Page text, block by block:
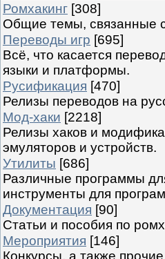
Ромхакинг [308]
Общие темы, связанные
Переводы игр [695]
Всё, что касается
языки и платформы.
Русификация [470]
Релизы переводов на
Мод-хаки [2218]
Релизы хаков и
эмуляторов и устройств.
Утилиты [686]
Различные программы
инструменты для
Документация [90]
Статьи и пособия по
Мероприятия [146]
Конкурсы, а также